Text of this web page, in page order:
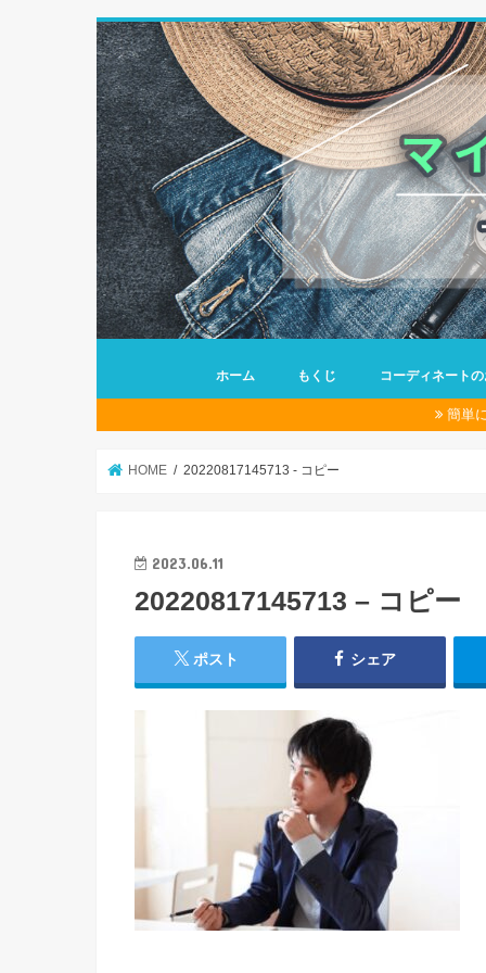
ホーム もくじ コーディネート
簡単
HOME 20220817145713 - コピー
2023.06.11
20220817145713 – コピー
ポスト シェア